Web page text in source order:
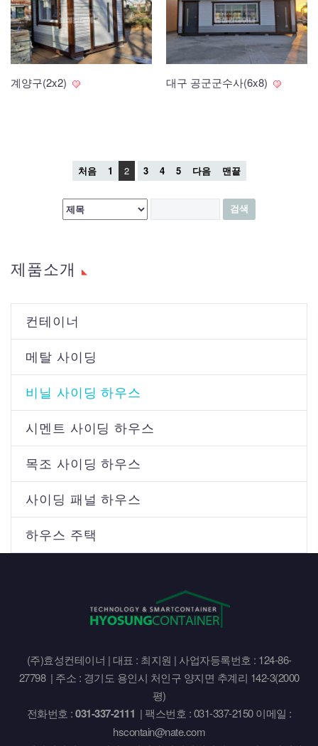
계양구(2x2) 대구 공군군수사(6x8)
처음 1 2 3 4 5 다음 맨끝
제품소개
컨테이너
메탈 사이딩
비닐 사이딩 하우스
시멘트 사이딩 하우스
목조 사이딩 하우스
사이딩 패널 하우스
하우스 주택
(주)효성컨테이너 | 대표 : 최지원 | 사업자등록번호 : 124-86-
27798 | 주소 : 경기도 용인시 처인구 양지면 추계리 142-3(2000
평)
전화번호 :031-337-2111 | 팩스번호 : 031-337-2150 이메일 :
hscontain@nate.com